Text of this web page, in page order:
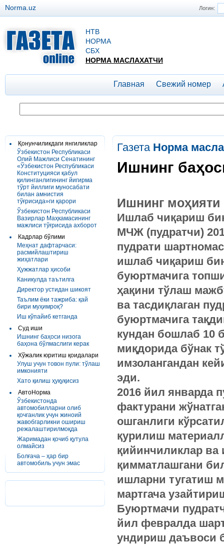
Логин:
Norma.uz
НТВ
НОРМА
СБХ
НОРМА МАСЛАХАТЧИ
Главная Свежий номер
Қонунчиликдаги янгиликлар
Ўзбекистон Республикаси
Олий Мажлиси Сенатининг
«Ўзбекистон Республикаси
Конституцияси қабул
қилинганлигининг йигирма
тўрт йиллиги муносабати
билан амнистия
тўғрисида»ги қарори
Ўзбекистон Республикаси
Вазирлар Маҳкамасининг
мажлиси тўғрисида ахборот
Кадрлар бўлими
Меҳнат дафтарчаси:
расмийлаштириш
жиҳатлари
Ҳужжатлар ҳисоби
Каникулда таътилга
Директор устидан шикоят
Таълим ёки тажриба: қай
бири муҳимроқ?
Иш кўпайиб кетганда
Суд иши
Ишнинг баҳоси низога
баҳона бўлмаслиги керак
Хўжалик юритиш қоидалари
Улуш учун товон пули: тўлаш
имконияти
Хато қилиш ҳуқуқисиз
АвтоНорма
Ўзбекистонда
автомобилларни олиб
қочганлик учун жиноий
жавобгарликни ошириш
режалаштирилмоқда
Жаримадан қочиб қутула
олмайсиз
Болғача – ҳар бир
автомобиль учун эмас
Газета Норма
Ишнинг
Ишнинг моҳияти
Ишлаб чиқариш
МЧЖ (пудратчи)
пудрати
ишлаб чиқариш
буюртмачига
ҳақини тўлаш
ва тасдиқлаган
буюртмачига
кундан бошлаб 10
миқдорида бўнак
имзолангандан
эди.
2016 йил январда
фактурани
ошганлиги
қурилиш
қийинчиликлар
қимматлашгани
ишларни тугатиш
мартгача
Буюртмачи
йил февралда
ундириш даъвоси